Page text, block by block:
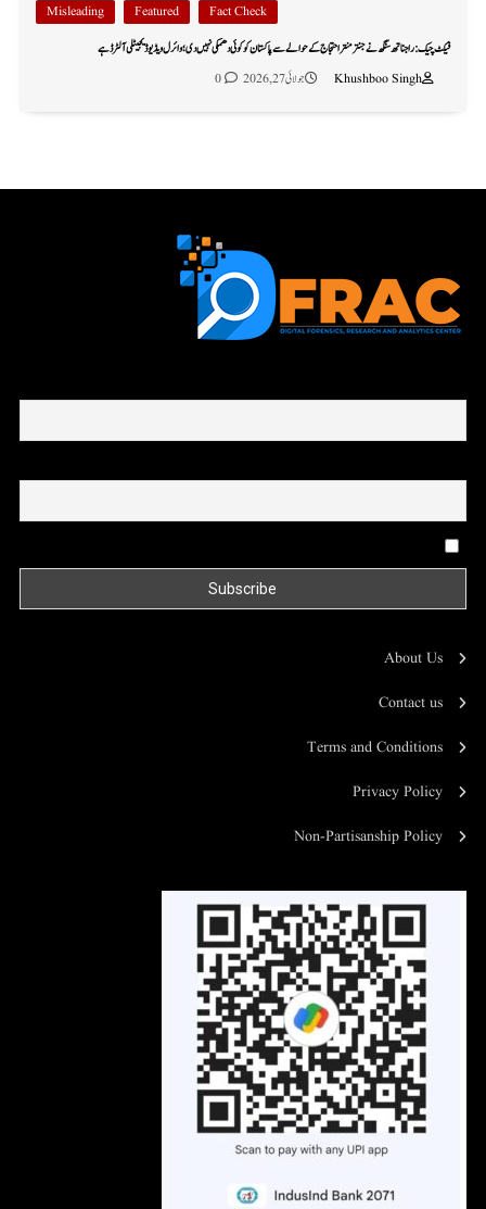
Fact Check
Featured
Misleading
فیکٹ چیک: راجناتھ سنگھ نے جنتر منتر احتجاج کے حوالے سے پاکستان کو کوئی دھمکی نہیں دی؛ وائرل ویڈیو ڈیجیٹلی آلٹرڈ ہے
Khushboo Singh
جولائی 27, 2026 0
About Us
Contact us
Terms and Conditions
Privacy Policy
Non-Partisanship Policy